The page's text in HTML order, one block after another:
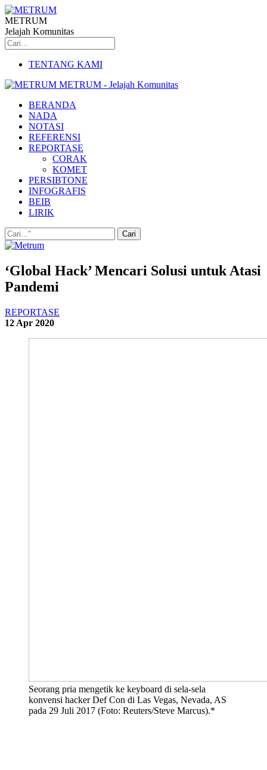
METRUM
Jelajah Komunitas
TENTANG KAMI
METRUM - Jelajah Komunitas
BERANDA
NADA
NOTASI
REFERENSI
REPORTASE
CORAK
KOMET
PERSIBTONE
INFOGRAFIS
BEIB
LIRIK
‘Global Hack’ Mencari Solusi untuk Atasi
Pandemi
REPORTASE
12 Apr 2020
Seorang pria mengetik ke keyboard di sela-sela
konvensi hacker Def Con di Las Vegas, Nevada, AS
pada 29 Juli 2017 (Foto: Reuters/Steve Marcus).*